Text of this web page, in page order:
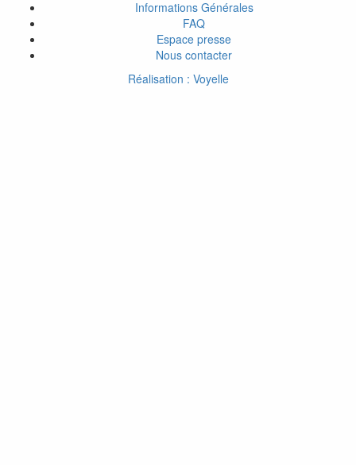
Informations Générales
FAQ
Espace presse
Nous contacter
Réalisation : Voyelle